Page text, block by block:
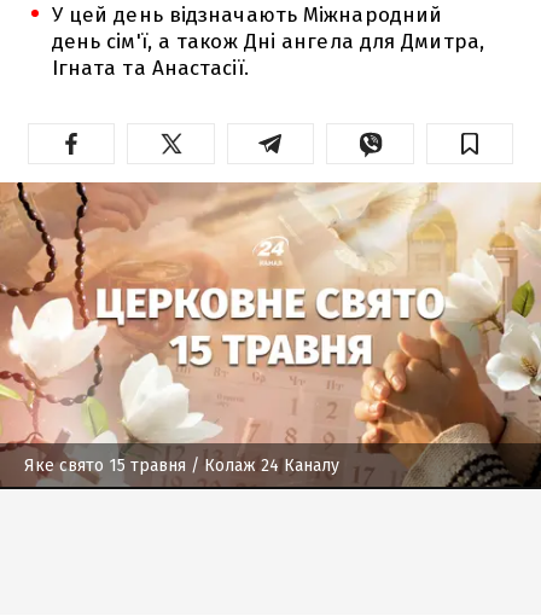
У цей день відзначають Міжнародний
день сім'ї, а також Дні ангела для Дмитра,
Ігната та Анастасії.
Яке свято 15 травня / Колаж 24 Каналу